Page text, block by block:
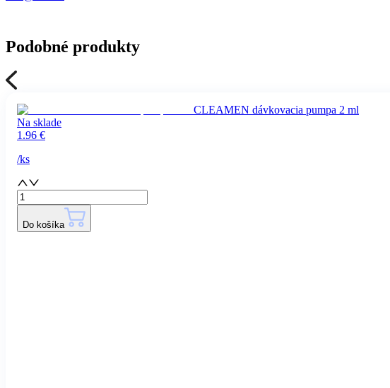
Podobné produkty
CLEAMEN dávkovacia pumpa 2 ml
Na sklade
1.96 €
/ks
Do košíka